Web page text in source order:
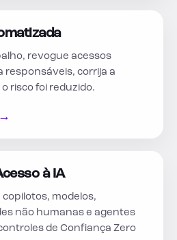
revogue acessos
responsáveis, corrija a
risco foi reduzido.
à IA
modelos,
não humanas e agentes
de Confiança Zero